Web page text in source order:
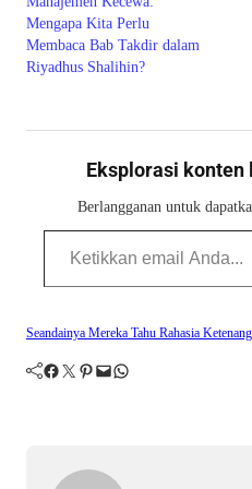
Mengapa Kita Perlu
Membaca Bab Takdir dalam
Riyadhus Shalihin?
Eksplorasi konten
Berlangganan untuk
Ketikkan email Anda...
Seandainya Mereka Tahu Rahasia
Facebook Twitter Pinterest Mail WhatsApp